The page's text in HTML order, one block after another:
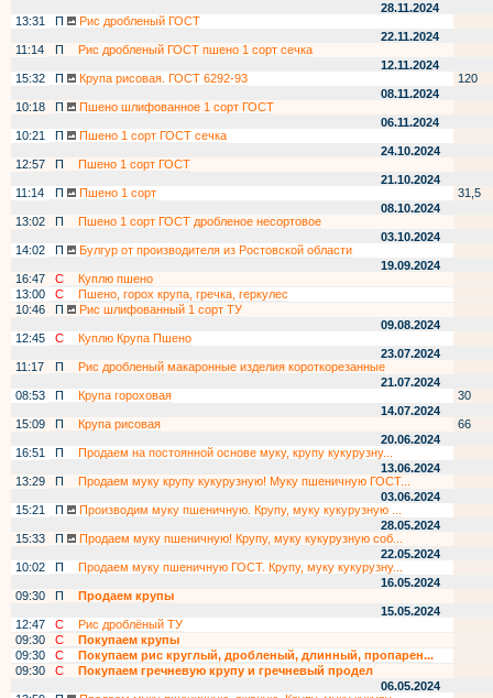
28.11.2024
13:31
П
Рис дробленый ГОСТ
22.11.2024
11:14
П
Рис дробленый ГОСТ пшено 1 сорт сечка
12.11.2024
15:32
П Крупа рисовая. ГОСТ 6292-93
120
08.11.2024
10:18
П
Пшено шлифованное 1 сорт ГОСТ
06.11.2024
10:21
П
Пшено 1 сорт ГОСТ сечка
24.10.2024
12:57
П
Пшено 1 сорт ГОСТ
21.10.2024
11:14
П Пшено 1 сорт
31,5
08.10.2024
13:02
П
Пшено 1 сорт ГОСТ дробленое несортовое
03.10.2024
14:02
П
Булгур от производителя из Ростовской области
19.09.2024
16:47
С
Куплю пшено
13:00
С
Пшено, горох крупа, гречка, геркулес
10:46
П
Рис шлифованный 1 сорт ТУ
09.08.2024
12:45
С
Куплю Крупа Пшено
23.07.2024
11:17
П
Рис дробленый макаронные изделия короткорезанные
21.07.2024
08:53
П Крупа гороховая
30
14.07.2024
15:09
П Крупа рисовая
66
20.06.2024
16:51
П
Продаем на постоянной основе муку, крупу кукурузну...
13.06.2024
13:29
П
Продаем муку крупу кукурузную! Муку пшеничную ГОСТ...
03.06.2024
15:21
П
Производим муку пшеничную. Крупу, муку кукурузную ...
28.05.2024
15:33
П
Продаем муку пшеничную! Крупу, муку кукурузную соб...
22.05.2024
10:02
П
Продаем муку пшеничную ГОСТ. Крупу, муку кукурузну...
16.05.2024
09:30
П
Продаем крупы
15.05.2024
12:47
С
Рис дроблёный ТУ
09:30
С
Покупаем крупы
09:30
С
Покупаем рис круглый, дробленый, длинный, пропарен...
09:30
С
Покупаем гречневую крупу и гречневый продел
06.05.2024